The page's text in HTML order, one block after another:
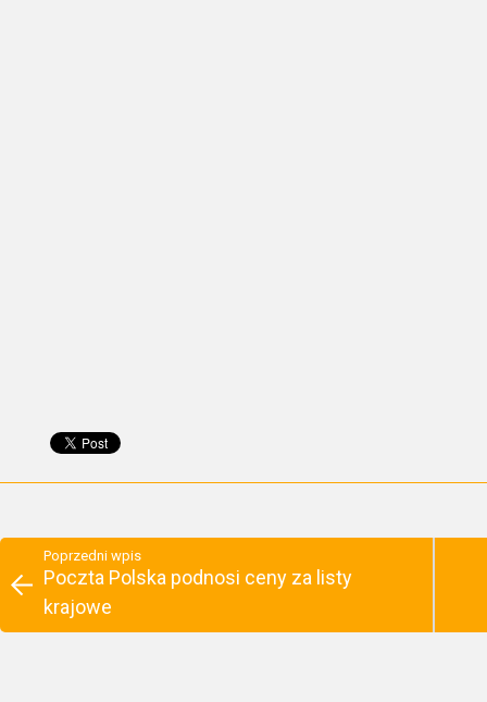
Poprzedni wpis
Poczta Polska podnosi ceny za listy
krajowe